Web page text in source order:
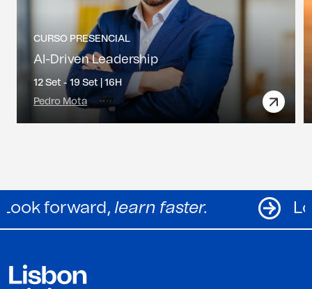
CURSO PRESENCIAL
AI-Driven Leadership
12 Set - 19 Set | 16H
Pedro Mota
Look forward,learn faster.